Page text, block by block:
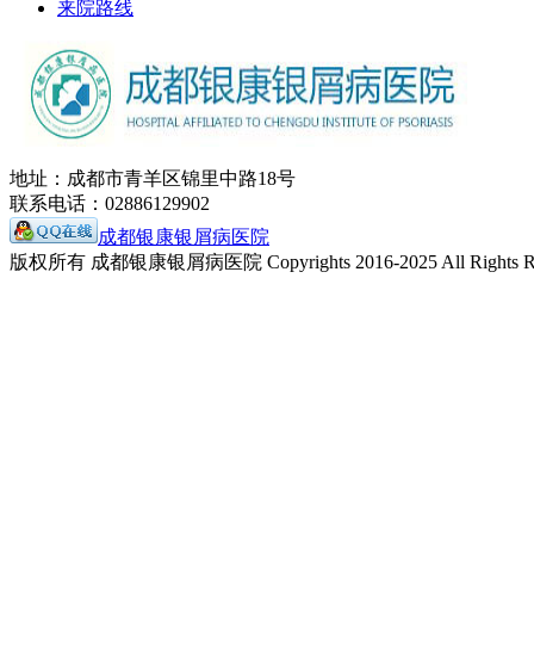
来院路线
地址：成都市青羊区锦里中路18号
联系电话：02886129902
成都银康银屑病医院
版权所有 成都银康银屑病医院 Copyrights 2016-2025 All Rights